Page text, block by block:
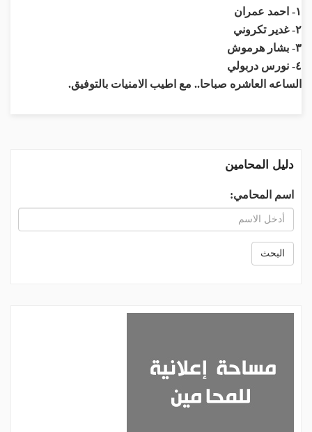
١- احمد عمران
٢- غدير تكروني
٣- بشار هرموش
٤- نورس دربولي
الساعه العاشره صباحا.. مع اطيب الامنيات بالتوفيق.
دليل المحامين
اسم المحامي:
البحث